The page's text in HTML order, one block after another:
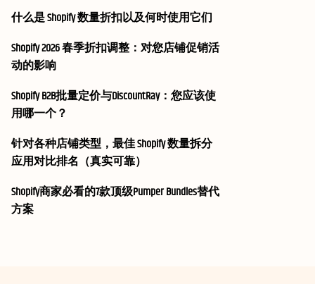
什么是 Shopify 数量折扣以及何时使用它们
Shopify 2026 春季折扣调整：对您店铺促销活
动的影响
Shopify B2B批量定价与DiscountRay：您应该使
用哪一个？
针对各种店铺类型，最佳 Shopify 数量拆分
应用对比排名（真实可靠）
Shopify商家必看的7款顶级Pumper Bundles替代
方案